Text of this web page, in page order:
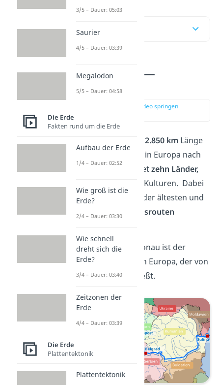
Inhaltsübersicht
Donau Verlauf —
Überblick
zur Stelle im Video springen
2.850 km Länge
Fluss in Europa nach
der Wolga. Sie verbindetzehn Länder,
alle mit verschiedenen Kulturen. Dabei
gilt die Donau als eine der ältesten und
bedeutendstenHandelsrouten
Schon gewusst?Die Donau ist der
einzige größere Fluss in Europa, der von
Westen nach Osten
fließt.
3/5 – Dauer: 05:03
Saurier
4/5 – Dauer: 03:39
Megalodon
5/5 – Dauer: 04:58
Die Erde
Fakten rund um die Erde
Aufbau der Erde
1/4 – Dauer: 02:52
Wie groß ist die
Erde?
2/4 – Dauer: 03:30
Wie schnell
dreht sich die
Erde?
3/4 – Dauer: 03:40
Zeitzonen der
Erde
4/4 – Dauer: 03:39
Die Erde
Plattentektonik
Plattentektonik